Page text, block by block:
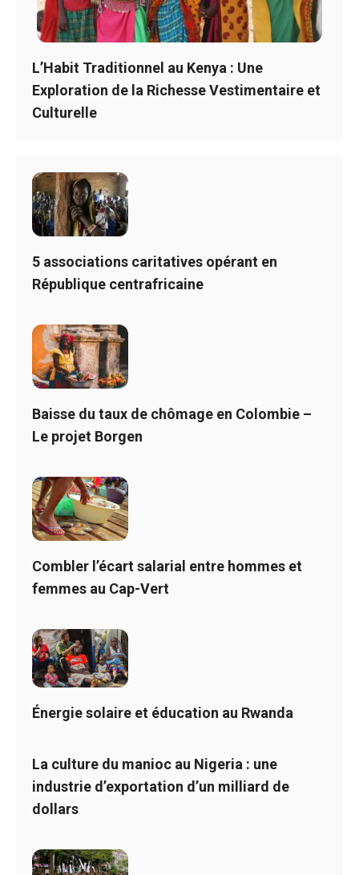
L’Habit Traditionnel au Kenya : Une
Exploration de la Richesse Vestimentaire et
Culturelle
5 associations caritatives opérant en
République centrafricaine
Baisse du taux de chômage en Colombie –
Le projet Borgen
Combler l’écart salarial entre hommes et
femmes au Cap-Vert
Énergie solaire et éducation au Rwanda
La culture du manioc au Nigeria : une
industrie d’exportation d’un milliard de
dollars